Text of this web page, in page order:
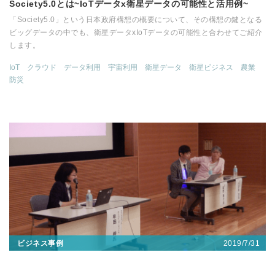
Society5.0とは~IoTデータx衛星データの可能性と活用例~
「Society5.0」という日本政府構想の概要について、その構想の鍵となる
ビッグデータの中でも、衛星データxIoTデータの可能性と合わせてご紹介
します。
IoT クラウド データ利用 宇宙利用 衛星データ 衛星ビジネス
農業
防災
ビジネス事例 2019/7/31